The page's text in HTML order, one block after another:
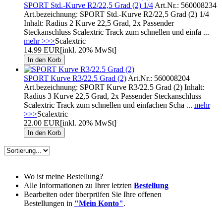
SPORT Std.-Kurve R2/22,5 Grad (2) 1/4 Art.Nr.: 560008234
Art.bezeichnung: SPORT Std.-Kurve R2/22,5 Grad (2) 1/4
Inhalt: Radius 2 Kurve 22,5 Grad, 2x Passender
Steckanschluss Scalextric Track zum schnellen und einfa ...
mehr >>>Scalextric
14.99 EUR[inkl. 20% MwSt]
SPORT Kurve R3/22.5 Grad (2) Art.Nr.: 560008204
Art.bezeichnung: SPORT Kurve R3/22.5 Grad (2) Inhalt:
Radius 3 Kurve 22,5 Grad, 2x Passender Steckanschluss
Scalextric Track zum schnellen und einfachen Scha ... mehr
>>>Scalextric
22.00 EUR[inkl. 20% MwSt]
Wo ist meine Bestellung?
Alle Informationen zu Ihrer letzten Bestellung
Bearbeiten oder überprüfen Sie Ihre offenen
Bestellungen in "Mein Konto".